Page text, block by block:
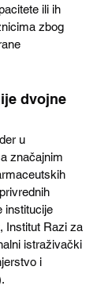
ili ih
zbog
dvojne
u
značajnim
institucije
Institut Razi za
istraživački
i